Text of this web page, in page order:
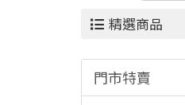
精選商品
門市特賣